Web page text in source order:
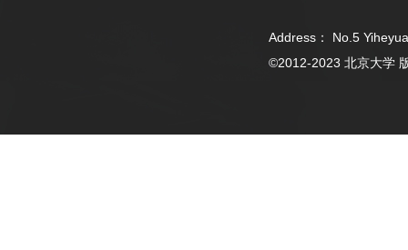
Address： No.5
©2012-2023 北京大学